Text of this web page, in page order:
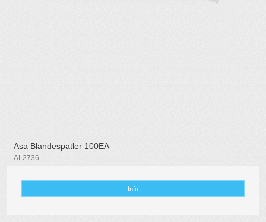
Asa Blandespatler 100EA
AL2736
Info